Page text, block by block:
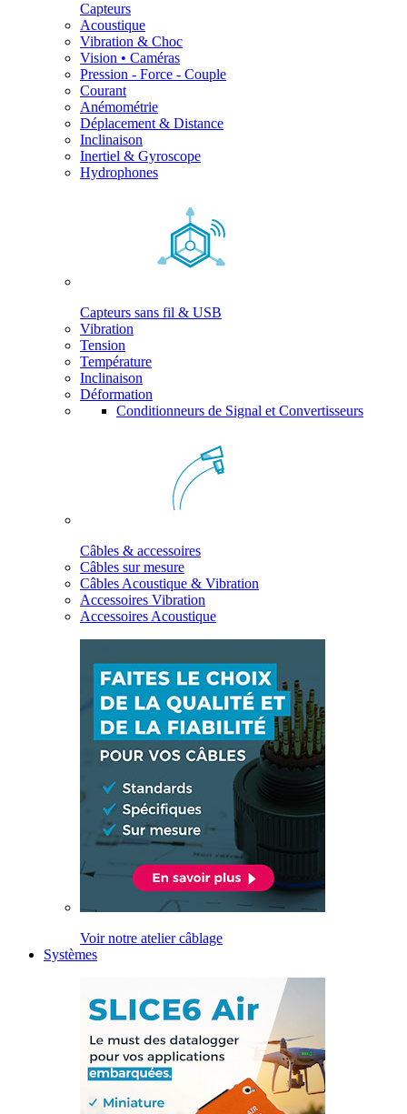
Capteurs
Acoustique
Vibration & Choc
Vision • Caméras
Pression - Force - Couple
Courant
Anémométrie
Déplacement & Distance
Inclinaison
Inertiel & Gyroscope
Hydrophones
Capteurs sans fil & USB
Vibration
Tension
Température
Inclinaison
Déformation
Conditionneurs de Signal et Convertisseurs
Câbles & accessoires
Câbles sur mesure
Câbles Acoustique & Vibration
Accessoires Vibration
Accessoires Acoustique
Voir notre atelier câblage
Systèmes